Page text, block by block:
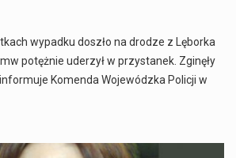
wypadku doszło na drodze z Lęborka
potężnie uderzył w przystanek. Zginęły
Komenda Wojewódzka Policji w